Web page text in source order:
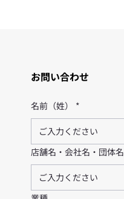
お問い合わせ
名前（姓） *
店舗名・会社名・団体名